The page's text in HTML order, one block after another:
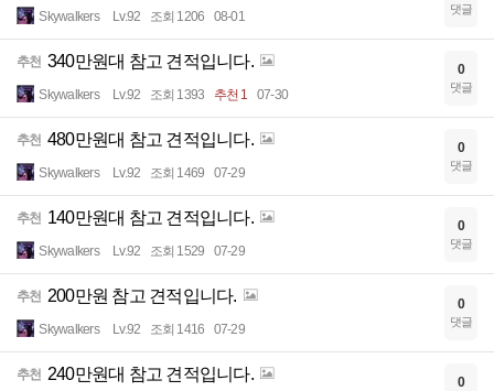
Skywalkers Lv.92 조회 1206 08-01 댓글
추천 340만원대 참고 견적입니다.
Skywalkers Lv.92 조회 1393 추천 1 07-30
0
댓글
추천 480만원대 참고 견적입니다.
Skywalkers Lv.92 조회 1469 07-29
0
댓글
추천 140만원대 참고 견적입니다.
Skywalkers Lv.92 조회 1529 07-29
0
댓글
추천 200만원 참고 견적입니다.
Skywalkers Lv.92 조회 1416 07-29
0
댓글
추천 240만원대 참고 견적입니다. 0